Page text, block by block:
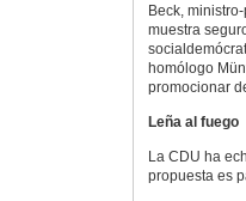
Beck,
muestra
homólogo
promocionar
Leña al fuego
La CDU ha
propuesta es